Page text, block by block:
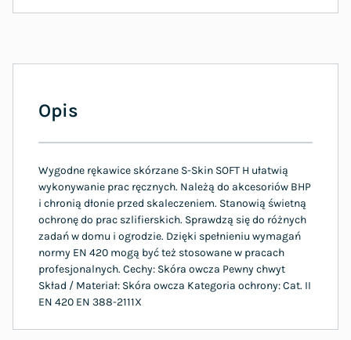
Opis
Wygodne rękawice skórzane S-Skin SOFT H ułatwią
wykonywanie prac ręcznych. Należą do akcesoriów BHP
i chronią dłonie przed skaleczeniem. Stanowią świetną
ochronę do prac szlifierskich. Sprawdzą się do różnych
zadań w domu i ogrodzie. Dzięki spełnieniu wymagań
normy EN 420 mogą być też stosowane w pracach
profesjonalnych. Cechy: Skóra owcza Pewny chwyt
Skład / Materiał: Skóra owcza Kategoria ochrony: Cat. II
EN 420 EN 388-2111X